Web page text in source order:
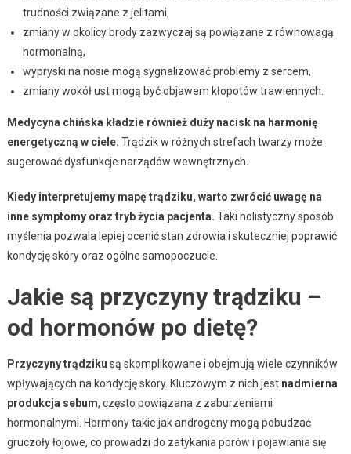
trudności związane z jelitami,
zmiany w okolicy brody zazwyczaj są powiązane z równowagą
hormonalną,
wypryski na nosie mogą sygnalizować problemy z sercem,
zmiany wokół ust mogą być objawem kłopotów trawiennych.
Medycyna chińska kładzie również duży nacisk na harmonię
energetyczną w ciele. Trądzik w różnych strefach twarzy może
sugerować dysfunkcje narządów wewnętrznych.
Kiedy interpretujemy mapę trądziku, warto zwrócić uwagę na
inne symptomy oraz tryb życia pacjenta. Taki holistyczny sposób
myślenia pozwala lepiej ocenić stan zdrowia i skuteczniej poprawić
kondycję skóry oraz ogólne samopoczucie.
Jakie są przyczyny trądziku –
od hormonów po dietę?
Przyczyny trądziku są skomplikowane i obejmują wiele czynników
wpływających na kondycję skóry. Kluczowym z nich jest nadmierna
produkcja sebum, często powiązana z zaburzeniami
hormonalnymi. Hormony takie jak androgeny mogą pobudzać
gruczoły łojowe, co prowadzi do zatykania porów i pojawiania się